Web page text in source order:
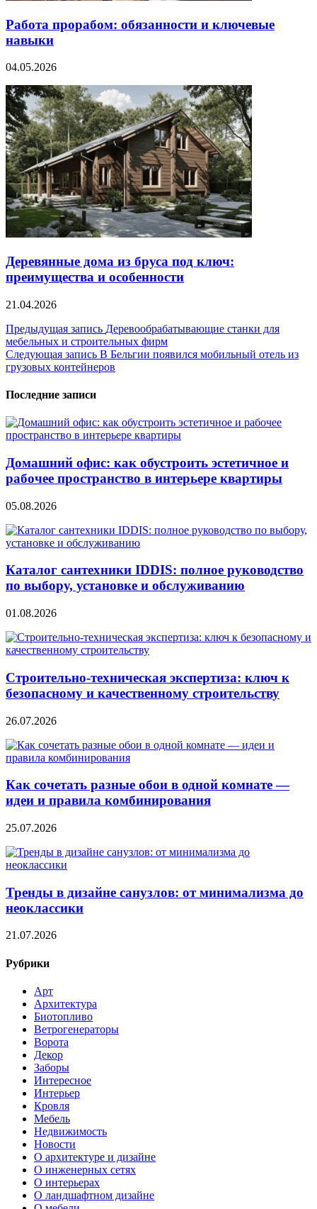
Работа прорабом: обязанности и ключевые
навыки
04.05.2026
Деревянные дома из бруса под ключ:
преимущества и особенности
21.04.2026
Навигация
по
записям
Предыдущая запись Деревообрабатывающие станки для
мебельных и строительных фирм
Следующая запись В Бельгии появился мобильный отель из
грузовых контейнеров
Последние записи
Домашний офис: как обустроить эстетичное и
рабочее пространство в интерьере квартиры
05.08.2026
Каталог сантехники IDDIS: полное руководство
по выбору, установке и обслуживанию
01.08.2026
Строительно‑техническая экспертиза: ключ к
безопасному и качественному строительству
26.07.2026
Как сочетать разные обои в одной комнате —
идеи и правила комбинирования
25.07.2026
Тренды в дизайне санузлов: от минимализма до
неоклассики
21.07.2026
Рубрики
Арт
Архитектура
Биотопливо
Ветрогенераторы
Ворота
Декор
Заборы
Интересное
Интерьер
Кровля
Мебель
Недвижимость
Новости
О архитектуре и дизайне
О инженерных сетях
О интерьерах
О ландшафтном дизайне